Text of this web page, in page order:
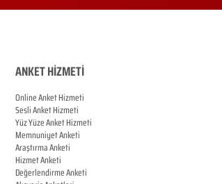
ANKET HİZMETİ
Online Anket Hizmeti
Sesli Anket Hizmeti
Yüz Yüze Anket Hizmeti
Memnuniyet Anketi
Araştırma Anketi
Hizmet Anketi
Değerlendirme Anketi